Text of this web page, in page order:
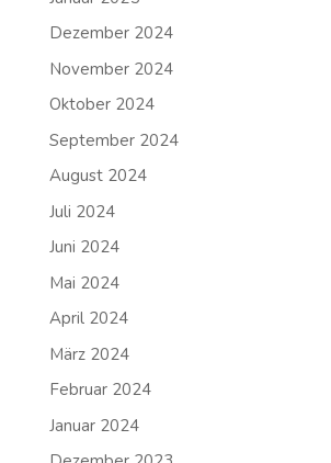
Dezember 2024
November 2024
Oktober 2024
September 2024
August 2024
Juli 2024
Juni 2024
Mai 2024
April 2024
März 2024
Februar 2024
Januar 2024